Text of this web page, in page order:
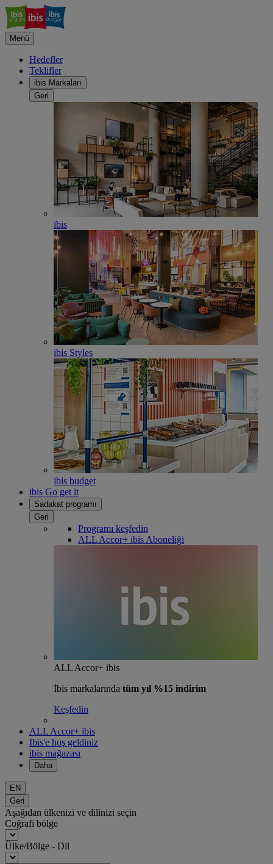
Menü
Hedefler
Teklifler
ibis Markaları
Geri
ibis
ibis Styles
ibis budget
ibis Go get it
Sadakat programı
Geri
Programı keşfedin
ALL Accor+ ibis Aboneliği
ALL Accor+ ibis
İbis markalarında tüm yıl %15 indirim
Keşfedin
ALL Accor+ ibis
Ibis'e hoş geldiniz
ibis mağazası
Daha
EN
Geri
Aşağıdan ülkenizi ve dilinizi seçin
Coğrafi bölge
Ülke/Bölge - Dil